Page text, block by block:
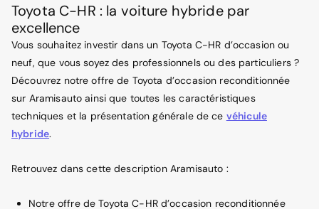
Toyota C-HR : la voiture hybride par
excellence
Vous souhaitez investir dans un Toyota C-HR d’occasion ou
neuf, que vous soyez des professionnels ou des particuliers ?
Découvrez notre offre de Toyota d’occasion reconditionnée
sur Aramisauto ainsi que toutes les caractéristiques
techniques et la présentation générale de ce véhicule
hybride.
Retrouvez dans cette description Aramisauto :
Notre offre de Toyota C-HR d’occasion reconditionnée